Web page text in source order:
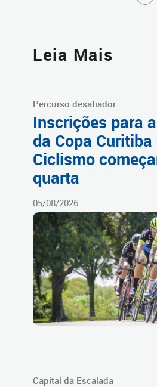
Leia Mais
Percurso desafiador
Inscrições para
da Copa Curitiba
Ciclismo
quarta
05/08/2026
Capital da Escalada